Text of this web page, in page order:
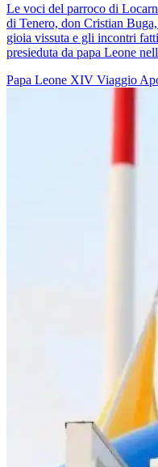
Le voci del parroco di
di Tenero, don Cristian
gioia vissuta e gli incontri
presieduta da papa Leone
Papa Leone XIV Viaggio